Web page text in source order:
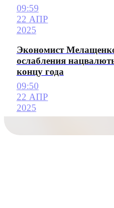
09:59
22 АПР
2025
Экономист
ослабления
концу года
09:50
22 АПР
2025